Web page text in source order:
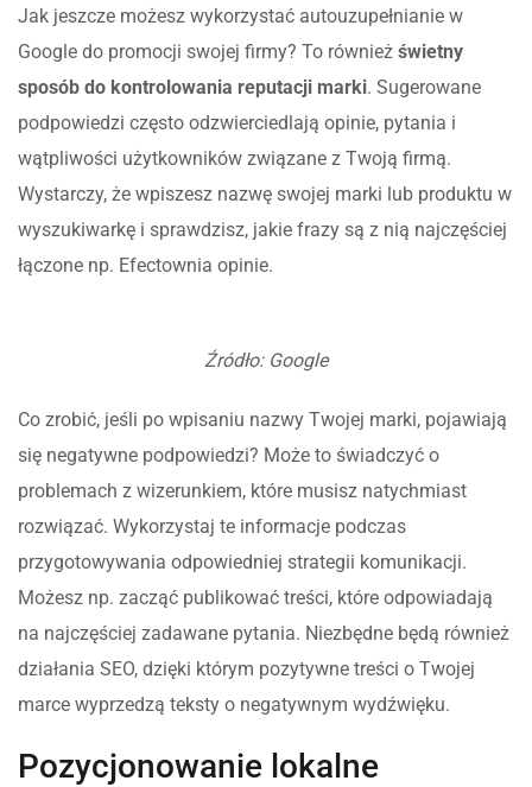
Jak jeszcze możesz wykorzystać autouzupełnianie w
Google do promocji swojej firmy? To również świetny
sposób do kontrolowania reputacji marki. Sugerowane
podpowiedzi często odzwierciedlają opinie, pytania i
wątpliwości użytkowników związane z Twoją firmą.
Wystarczy, że wpiszesz nazwę swojej marki lub produktu w
wyszukiwarkę i sprawdzisz, jakie frazy są z nią najczęściej
łączone np. Efectownia opinie.
Źródło: Google
Co zrobić, jeśli po wpisaniu nazwy Twojej marki, pojawiają
się negatywne podpowiedzi? Może to świadczyć o
problemach z wizerunkiem, które musisz natychmiast
rozwiązać. Wykorzystaj te informacje podczas
przygotowywania odpowiedniej strategii komunikacji.
Możesz np. zacząć publikować treści, które odpowiadają
na najczęściej zadawane pytania. Niezbędne będą również
działania SEO, dzięki którym pozytywne treści o Twojej
marce wyprzedzą teksty o negatywnym wydźwięku.
Pozycjonowanie lokalne